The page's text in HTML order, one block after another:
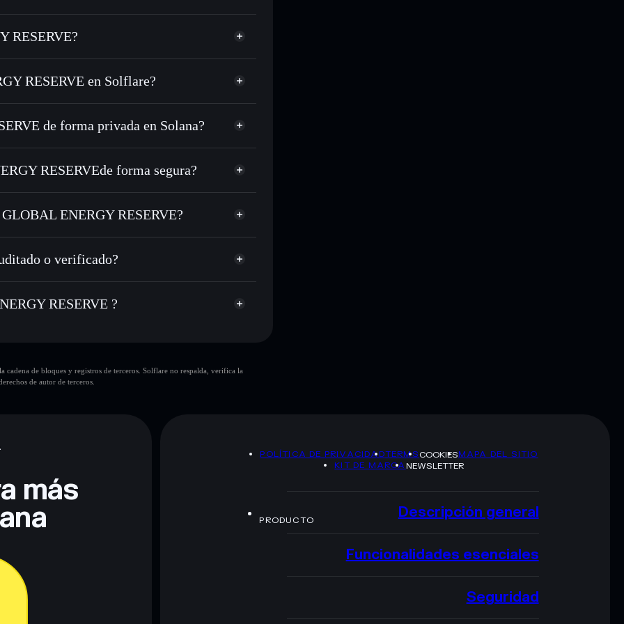
RESERVE?
RESERVE en Solflare?
de Solflare
o miles de otros tokens de Solana con enrutamiento
largo del tiempo
las carteras usando el agregador de
custodia donde tú controla tus claves privadas
de forma privada en Solana?
RESERVEde forma segura?
RESERVE
cartera sin custodia
ENERGY RESERVE?
ENERGY RESERVE
UGER
cartera Solflare
o verificado?
actualmente
RESERVE ?
fines educativos y no constituye asesoramiento
cadena de bloques y registros de terceros. Solflare no respalda, verifica la
de autor de terceros.
más
POLÍTICA DE PRIVACIDADTERMSCOOKIESMAPA DEL SITIO
KIT DE MARCANEWSLETTER
PRODUCTO Descripción general
Funcionalidades esenciales
Seguridad